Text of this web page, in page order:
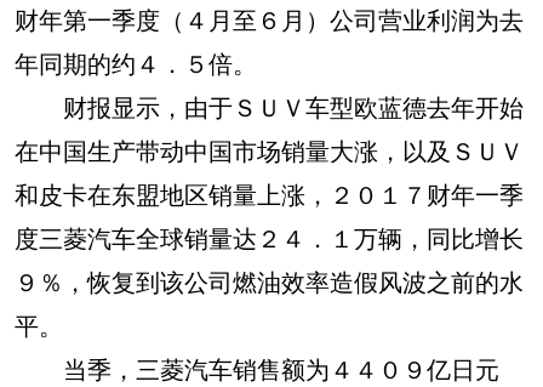
财年第一季度（４月至６月）公司营业利润为去
年同期的约４．５倍。
财报显示，由于ＳＵＶ车型欧蓝德去年开始
在中国生产带动中国市场销量大涨，以及ＳＵＶ
和皮卡在东盟地区销量上涨，２０１７财年一季
度三菱汽车全球销量达２４．１万辆，同比增长
９％，恢复到该公司燃油效率造假风波之前的水
平。
当季，三菱汽车销售额为４４０９亿日元